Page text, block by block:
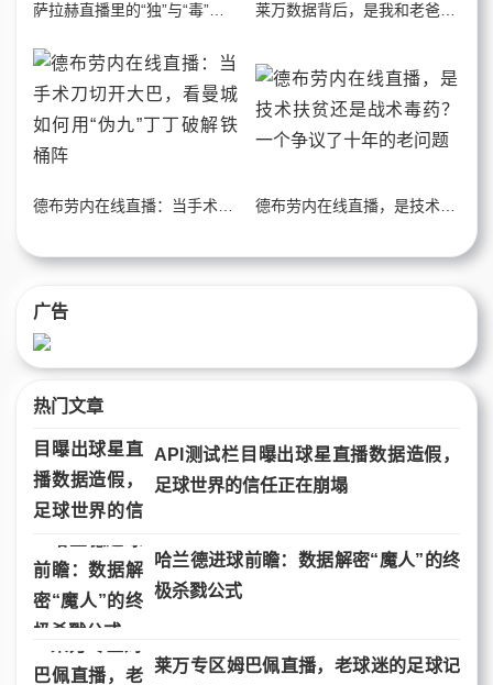
莱万数据背后，是我和老爸二十年看球沉默的终结
广告
热门文章
API测试栏目曝出球星直播数据造假，
足球世界的信任正在崩塌
哈兰德进球前瞻：数据解密“魔人”的终
极杀戮公式
莱万专区姆巴佩直播，老球迷的足球记